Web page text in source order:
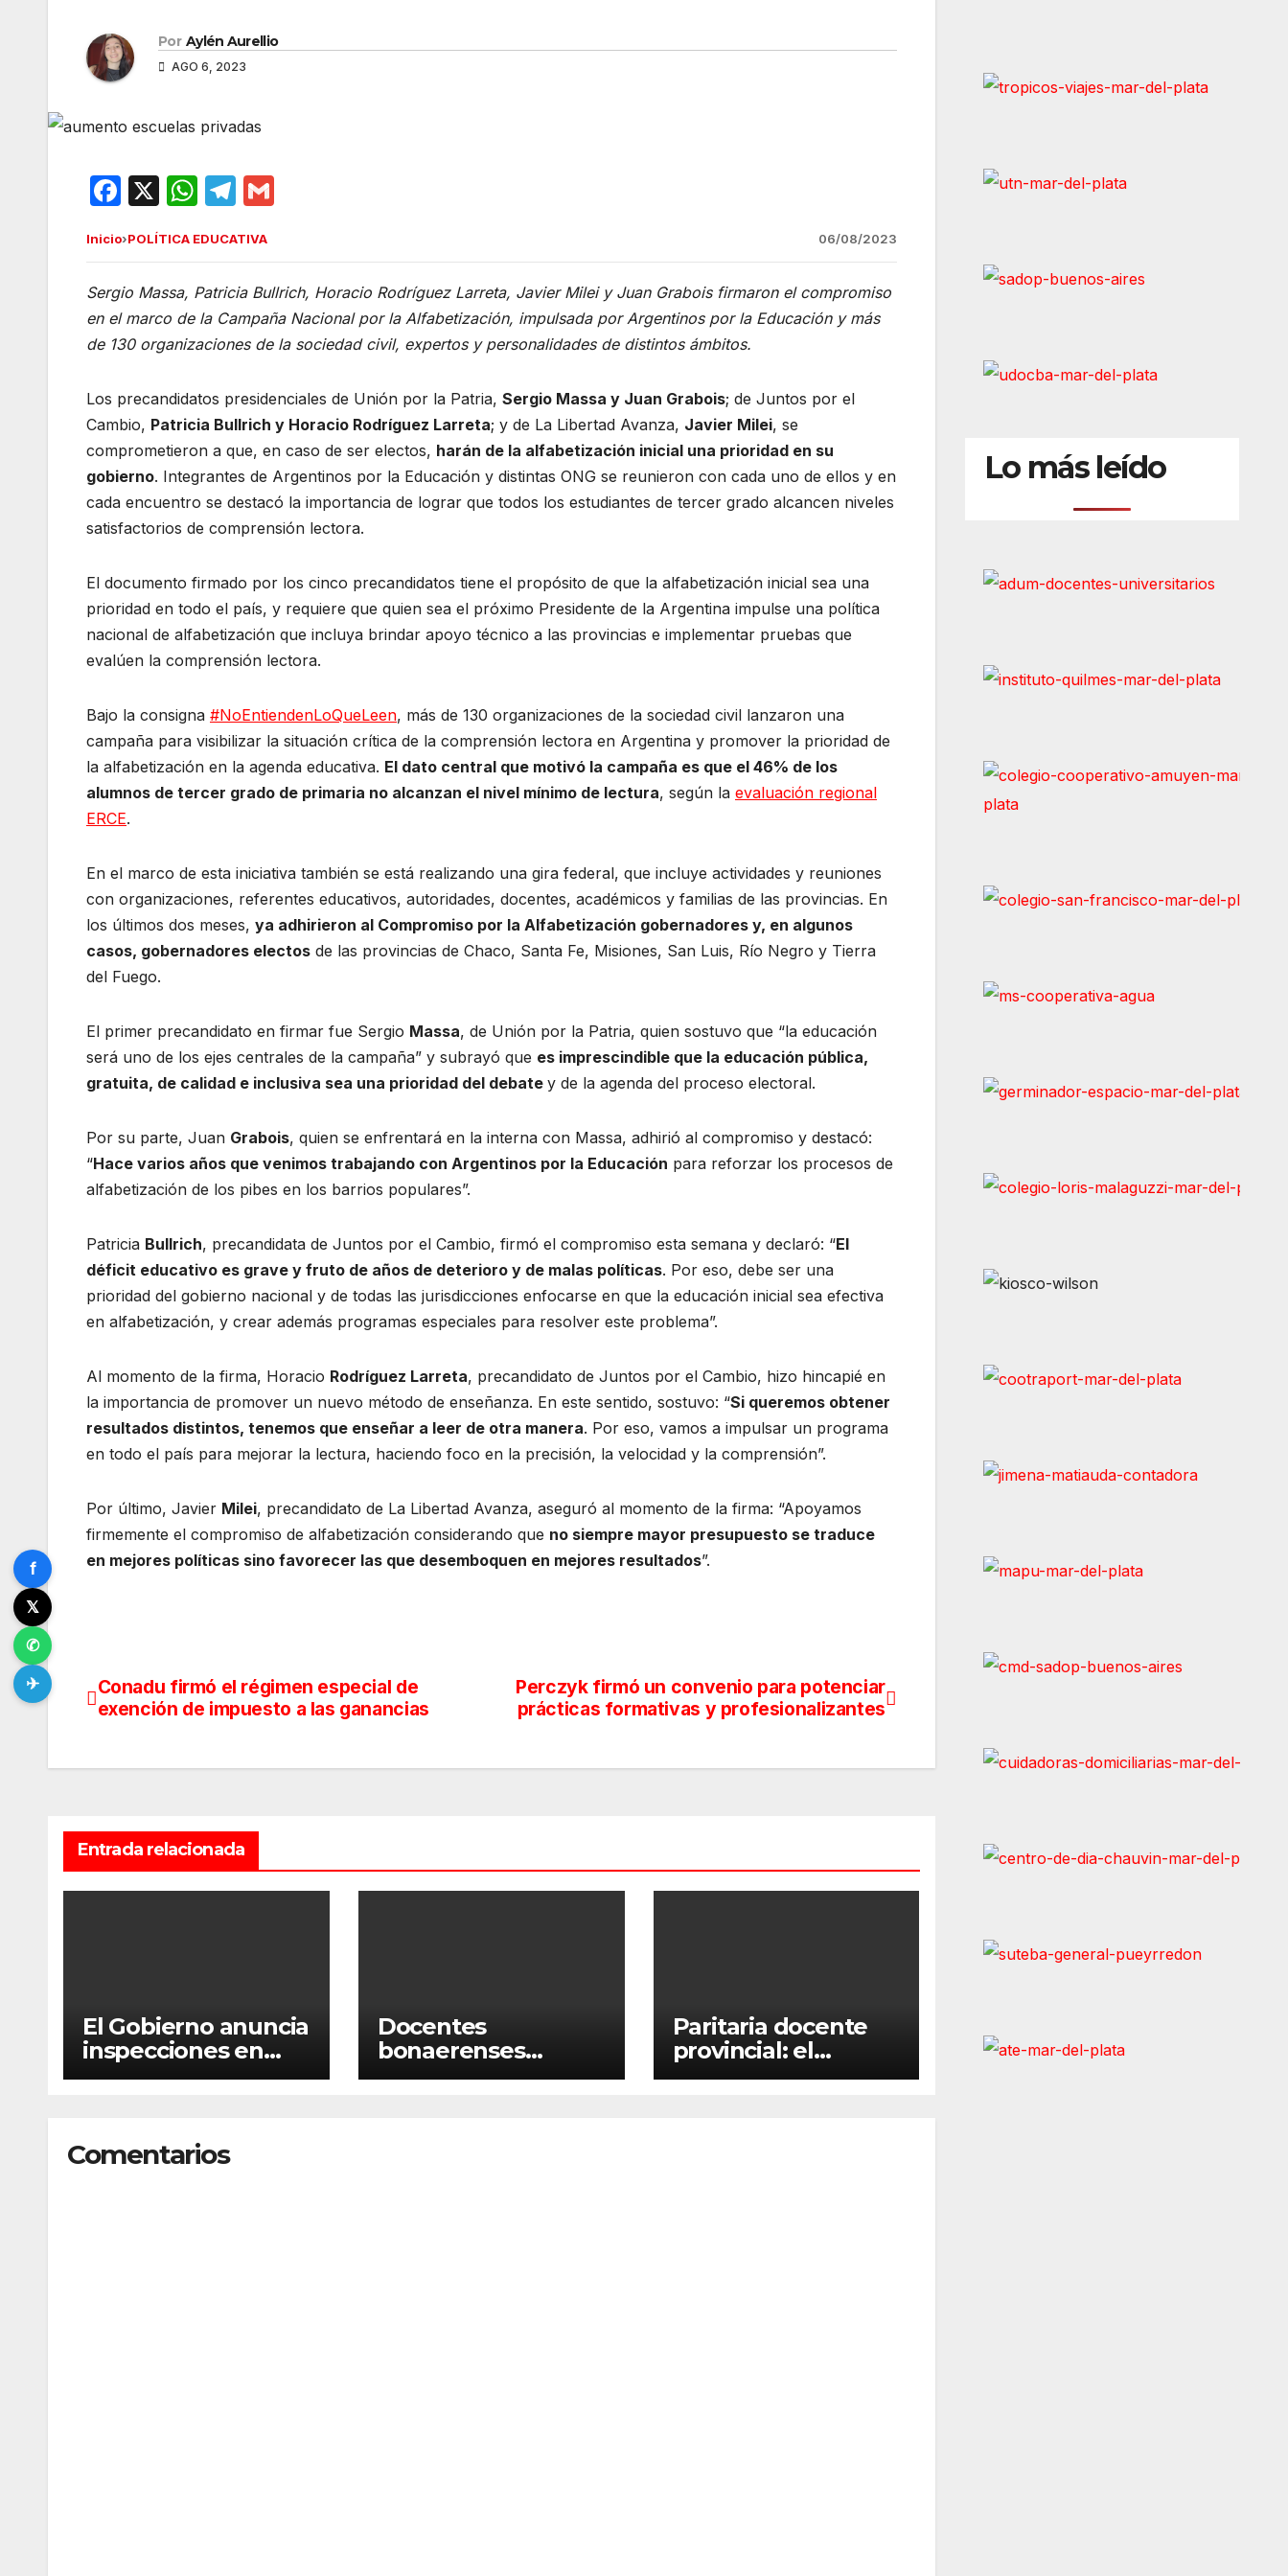
Por Aylén Aurellio
AGO 6, 2023
F
c
e
b
o
k
X
W
at
s
A
p
T
e
gr
a
m
ail
Inicio›POLÍTICA EDUCATIVA 06/08/2023
Sergio Massa, Patricia Bullrich, Horacio Rodríguez Larreta, Javier Milei y Juan Grabois firmaron el compromiso
en el marco de la Campaña Nacional por la Alfabetización, impulsada por Argentinos por la Educación y más
de 130 organizaciones de la sociedad civil, expertos y personalidades de distintos ámbitos.
Los precandidatos presidenciales de Unión por la Patria, Sergio Massa y Juan Grabois; de Juntos por el
Cambio, Patricia Bullrich y Horacio Rodríguez Larreta; y de La Libertad Avanza, Javier Milei, se
comprometieron a que, en caso de ser electos, harán de la alfabetización inicial una prioridad en su
gobierno. Integrantes de Argentinos por la Educación y distintas ONG se reunieron con cada uno de ellos y en
cada encuentro se destacó la importancia de lograr que todos los estudiantes de tercer grado alcancen niveles
satisfactorios de comprensión lectora.
El documento firmado por los cinco precandidatos tiene el propósito de que la alfabetización inicial sea una
prioridad en todo el país, y requiere que quien sea el próximo Presidente de la Argentina impulse una política
nacional de alfabetización que incluya brindar apoyo técnico a las provincias e implementar pruebas que
evalúen la comprensión lectora.
Bajo la consigna #NoEntiendenLoQueLeen, más de 130 organizaciones de la sociedad civil lanzaron una
campaña para visibilizar la situación crítica de la comprensión lectora en Argentina y promover la prioridad de
la alfabetización en la agenda educativa. El dato central que motivó la campaña es que el 46% de los
alumnos de tercer grado de primaria no alcanzan el nivel mínimo de lectura, según la evaluación regional
ERCE.
En el marco de esta iniciativa también se está realizando una gira federal, que incluye actividades y reuniones
con organizaciones, referentes educativos, autoridades, docentes, académicos y familias de las provincias. En
los últimos dos meses, ya adhirieron al Compromiso por la Alfabetización gobernadores y, en algunos
casos, gobernadores electos de las provincias de Chaco, Santa Fe, Misiones, San Luis, Río Negro y Tierra
del Fuego.
El primer precandidato en firmar fue Sergio Massa, de Unión por la Patria, quien sostuvo que “la educación
será uno de los ejes centrales de la campaña” y subrayó que es imprescindible que la educación pública,
gratuita, de calidad e inclusiva sea una prioridad del debate y de la agenda del proceso electoral.
Por su parte, Juan Grabois, quien se enfrentará en la interna con Massa, adhirió al compromiso y destacó:
“Hace varios años que venimos trabajando con Argentinos por la Educación para reforzar los procesos de
alfabetización de los pibes en los barrios populares”.
Patricia Bullrich, precandidata de Juntos por el Cambio, firmó el compromiso esta semana y declaró: “El
déficit educativo es grave y fruto de años de deterioro y de malas políticas. Por eso, debe ser una
prioridad del gobierno nacional y de todas las jurisdicciones enfocarse en que la educación inicial sea efectiva
en alfabetización, y crear además programas especiales para resolver este problema”.
Al momento de la firma, Horacio Rodríguez Larreta, precandidato de Juntos por el Cambio, hizo hincapié en
la importancia de promover un nuevo método de enseñanza. En este sentido, sostuvo: “Si queremos obtener
resultados distintos, tenemos que enseñar a leer de otra manera. Por eso, vamos a impulsar un programa
en todo el país para mejorar la lectura, haciendo foco en la precisión, la velocidad y la comprensión”.
Por último, Javier Milei, precandidato de La Libertad Avanza, aseguró al momento de la firma: “Apoyamos
firmemente el compromiso de alfabetización considerando que no siempre mayor presupuesto se traduce
en mejores políticas sino favorecer las que desemboquen en mejores resultados”.
Navegación
entradas
Perczyk firmó un convenio para potenciar
prácticas formativas y profesionalizantes
Conadu firmó el régimen especial de
exención de impuesto a las ganancias
Entrada relacionada
El Gobierno anuncia
inspecciones en
escuelas por el paro
Docentes
bonaerenses
aceptaron la oferta
Paritaria docente
provincial: el
Gobierno presentó
Comentarios
Lo más leído
f
𝕏
✆
✈